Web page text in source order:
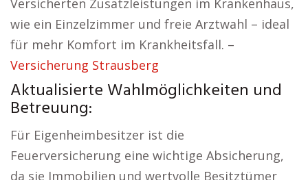
Versicherten Zusatzleistungen im Krankenhaus,
wie ein Einzelzimmer und freie Arztwahl – ideal
für mehr Komfort im Krankheitsfall. –
Versicherung Strausberg
Aktualisierte Wahlmöglichkeiten und
Betreuung:
Für Eigenheimbesitzer ist die
Feuerversicherung eine wichtige Absicherung,
da sie Immobilien und wertvolle Besitztümer